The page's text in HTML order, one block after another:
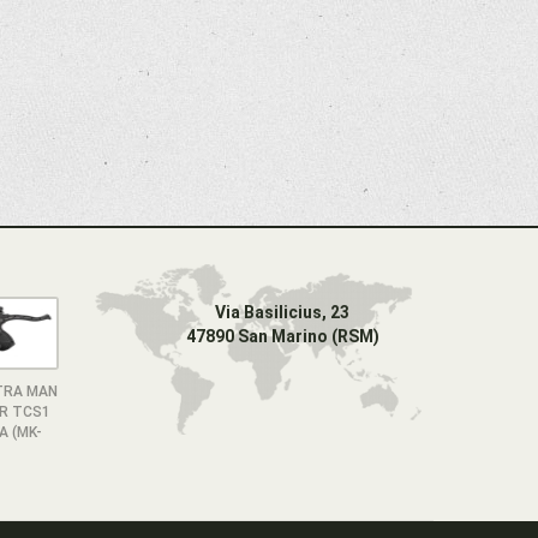
MAN
TCS1
(MK-
Via Basilicius, 23
47890 San Marino (RSM)